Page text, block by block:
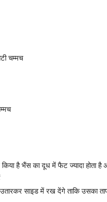
चम्मच
है भैंस का दूध में फैट ज्यादा होता है
साइड में रख देंगे ताकि उसका